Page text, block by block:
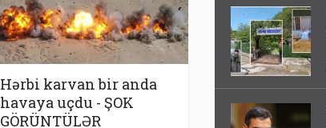
Hərbi karvan bir anda
havaya uçdu - ŞOK
GÖRÜNTÜLƏR